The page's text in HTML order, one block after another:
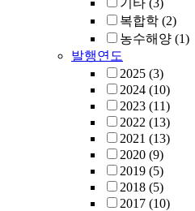
기타 (3)
복합학 (2)
농수해양 (1)
발행연도
2025 (3)
2024 (10)
2023 (11)
2022 (13)
2021 (13)
2020 (9)
2019 (5)
2018 (5)
2017 (10)